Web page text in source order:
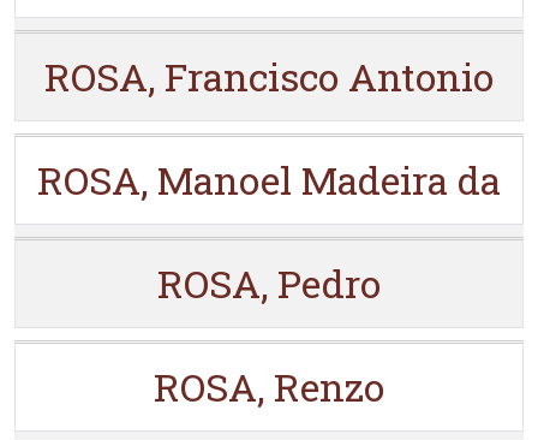
ROSA, Francisco Antonio
ROSA, Manoel Madeira da
ROSA, Pedro
ROSA, Renzo